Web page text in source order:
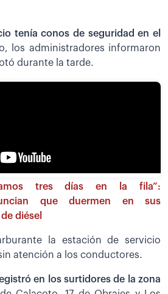
tenía conos de seguridad en el
los administradores informaron
durante la tarde.
tres días en la fila”:
que duermen en sus
diésel
la estación de servicio
atención a los conductores.
en los surtidores de la zona